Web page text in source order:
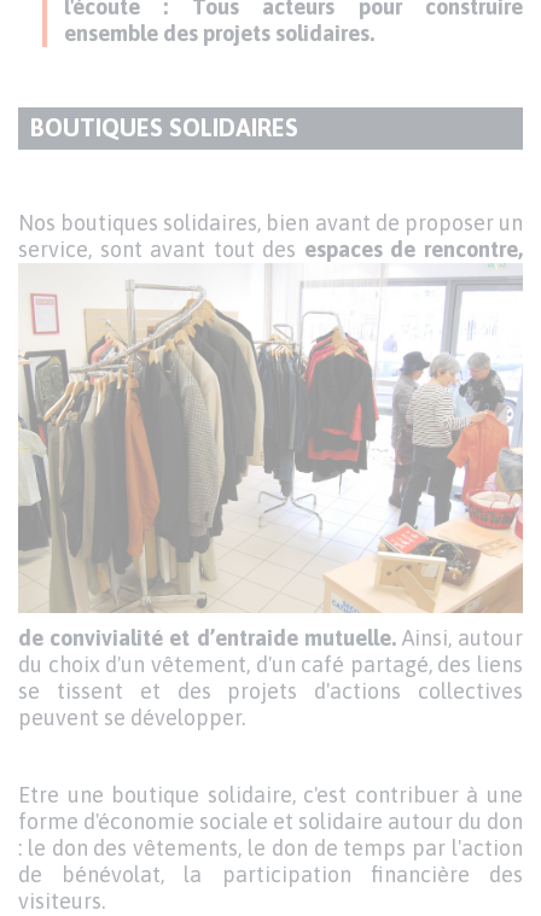
l'écoute : Tous acteurs pour construire
ensemble des projets solidaires.
TITRE
BOUTIQUES SOLIDAIRES
Nos boutiques solidaires, bien avant de proposer un
service, sont avant tout des espaces de rencontre,
de convivialité et d’entraide mutuelle.Ainsi, autour
du choix d'un vêtement, d'un café partagé, des liens
se tissent et des projets d'actions collectives
peuvent se développer.
Etre une boutique solidaire, c'est contribuer à une
forme d'économie sociale et solidaire autour du don
: le don des vêtements, le don de temps par l'action
de bénévolat, la participation financière des
visiteurs.